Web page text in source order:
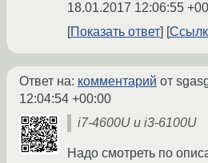
18.01.2017 12:06:55
Показать ответ
Ответ на: комментарий от
12:04:54 +00:00
i7-4600U и i3-6100U
Надо смотреть по